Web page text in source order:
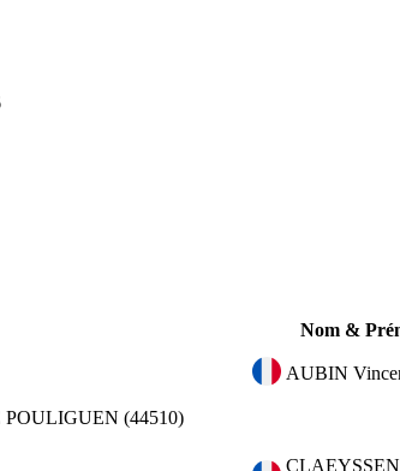
Nom &
AUBIN
POULIGUEN (44510)
CLAEYSSEN